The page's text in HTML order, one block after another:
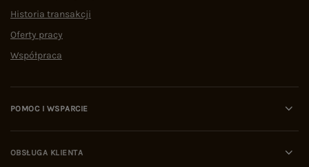
Historia transakcji
Oferty pracy
Współpraca
POMOC I WSPARCIE
OBSŁUGA KLIENTA